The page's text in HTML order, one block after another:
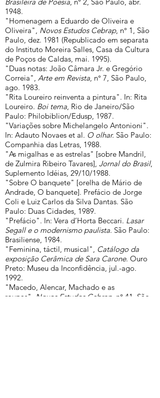
1948.
"Homenagem a Eduardo de Oliveira e
Oliveira", Novos Estudos Cebrap, n° 1, São
Paulo, dez. 1981 (Republicado em separata
do Instituto Moreira Salles, Casa da Cultura
de Poços de Caldas, mai. 1995).
"Duas notas: João Câmara Jr. e Gregório
Correia", Arte em Revista, n° 7, São Paulo,
ago. 1983.
"Rita Loureiro reinventa a pintura". In: Rita
Loureiro. Boi tema, Rio de Janeiro/São
Paulo: Philobiblion/Edusp, 1987.
"Variações sobre Michelangelo Antonioni".
In: Adauto Novaes et al. O olhar. São Paulo:
Companhia das Letras, 1988.
"As migalhas e as estrelas" [sobre Mandril,
de Zulmira Ribeiro Tavares], Jornal do Brasil,
Suplemento Idéias, 29/10/1988.
"Sobre O banquete" [orelha de Mário de
Andrade, O banquete]. Prefácio de Jorge
Coli e Luiz Carlos da Silva Dantas. São
Paulo: Duas Cidades, 1989.
"Prefácio". In: Vera d’Horta Beccari. Lasar
Segall e o modernismo paulista. São Paulo:
Brasiliense, 1984.
"Feminina, táctil, musical", Catálogo da
exposição Cerâmica de Sara Carone. Ouro
Preto: Museu da Inconfidência, jul.-ago.
1992.
"Macedo, Alencar, Machado e as
roupas",
Novos Estudos Cebrap , n° 41, São